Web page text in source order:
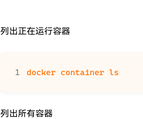
列出正在运行容器
列出所有容器